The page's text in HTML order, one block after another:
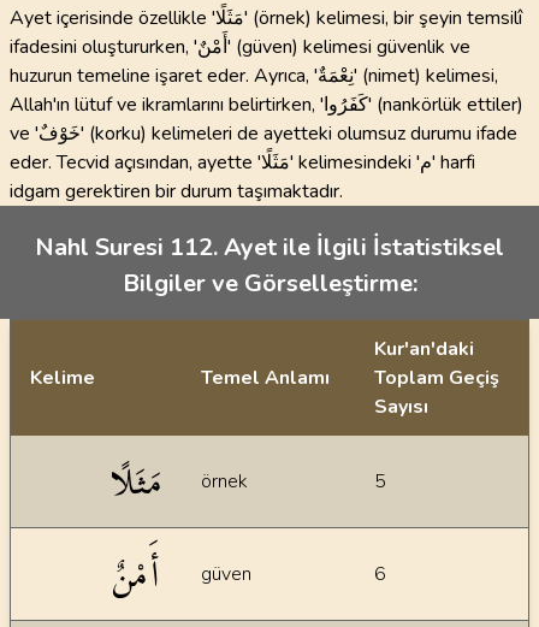
Ayet içerisinde özellikle 'مَثَلًا' (örnek) kelimesi, bir şeyin temsilî
ifadesini oluştururken, 'أَمْنٌ' (güven) kelimesi güvenlik ve
huzurun temeline işaret eder. Ayrıca, 'نِعْمَةٌ' (nimet) kelimesi,
Allah'ın lütuf ve ikramlarını belirtirken, 'كَفَرُوا' (nankörlük ettiler)
ve 'خَوْفٌ' (korku) kelimeleri de ayetteki olumsuz durumu ifade
eder. Tecvid açısından, ayette 'مَثَلًا' kelimesindeki 'م' harfi
idgam gerektiren bir durum taşımaktadır.
Nahl Suresi 112. Ayet ile İlgili İstatistiksel
Bilgiler ve Görselleştirme:
Kelime Temel Anlamı
Kur'an'daki
Toplam Geçiş
Sayısı
مَثَلًا örnek 5
أَمْنٌ güven 6